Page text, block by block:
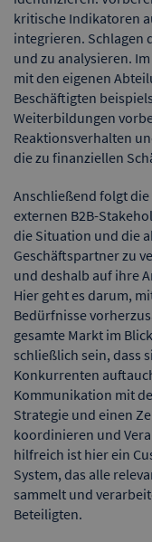
kritische Indikatoren
integrieren. Schlagen
und zu analysieren.
mit den eigenen
Beschäftigten
Weiterbildungen
Reaktionsverhalten
die zu finanziellen
Anschließend folgt
externen B2B-
die Situation und die
Geschäftspartner zu
und deshalb auf ihre
Hier geht es darum,
Bedürfnisse
gesamte Markt im
schließlich sein, dass
Konkurrenten
Kommunikation mit
Strategie und einen
koordinieren und
hilfreich ist hier ein
System, das alle
sammelt und
Beteiligten.